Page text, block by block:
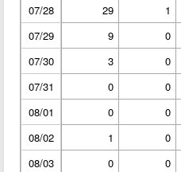
07/28
29 1
07/29
9 0
07/30
3 0
07/31
0 0
08/01
0 0
08/02
1 0
08/03
0 0